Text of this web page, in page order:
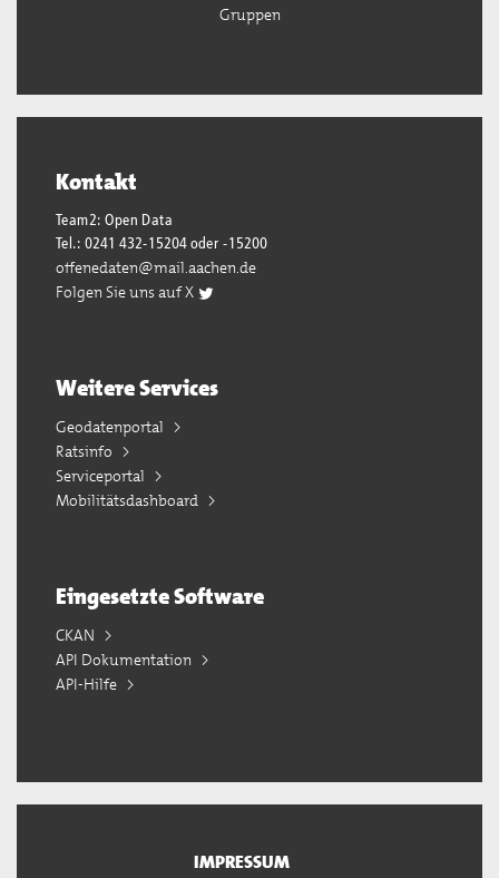
Gruppen
Kontakt
Team2: Open Data
Tel.: 0241 432-15204 oder -15200
offenedaten@mail.aachen.de
Folgen Sie uns auf X
Weitere Services
Geodatenportal
Ratsinfo
Serviceportal
Mobilitätsdashboard
Eingesetzte Software
CKAN
API Dokumentation
API-Hilfe
IMPRESSUM